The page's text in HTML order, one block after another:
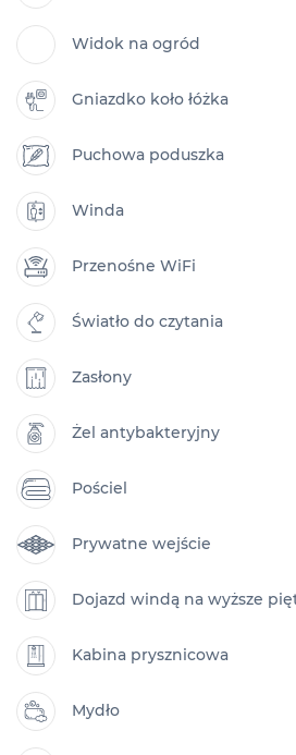
Widok na ogród
Gniazdko koło łóżka
Puchowa poduszka
Winda
Przenośne WiFi
Światło do czytania
Zasłony
Żel antybakteryjny
Pościel
Prywatne wejście
Dojazd windą na wyższe
Kabina prysznicowa
Mydło